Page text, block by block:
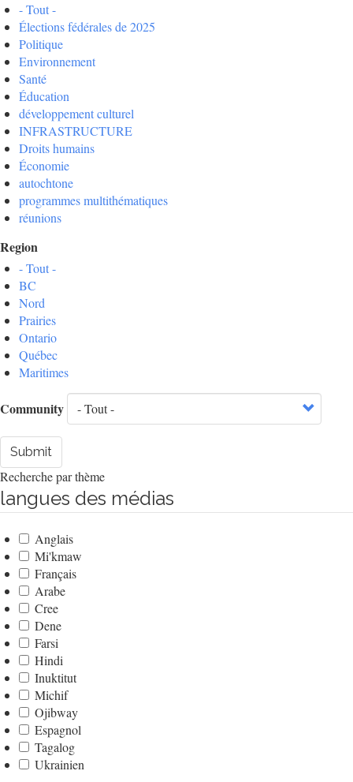
- Tout -
Élections fédérales de 2025
Politique
Environnement
Santé
Éducation
développement culturel
INFRASTRUCTURE
Droits humains
Économie
autochtone
programmes multithématiques
réunions
Region
- Tout -
BC
Nord
Prairies
Ontario
Québec
Maritimes
Community
Submit
Recherche par thème
langues des médias
Anglais
Mi'kmaw
Français
Arabe
Cree
Dene
Farsi
Hindi
Inuktitut
Michif
Ojibway
Espagnol
Tagalog
Ukrainien